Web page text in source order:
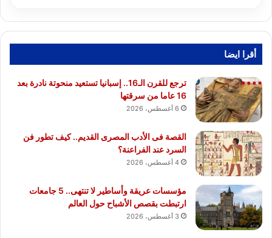
أقرا ايضا
ترجع للقرن الـ16.. إسبانيا تستعيد منحوتة نادرة بعد
16 عاما من سرقتها
6 أغسطس، 2026
القصة فى الأدب المصرى القديم.. كيف تطور فن
السرد عند الفراعنة؟
4 أغسطس، 2026
مؤسسات عريقة وأساطير لا تنتهى.. 5 جامعات
ارتبطت بقصص الأشباح حول العالم
3 أغسطس، 2026